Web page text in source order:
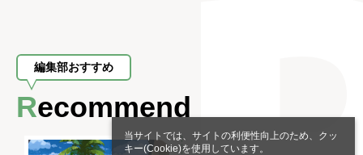
当サイトでは、サイトの利便性向上のため、クッ
キー(Cookie)を使用しています。
編集部おすすめ
Recommend